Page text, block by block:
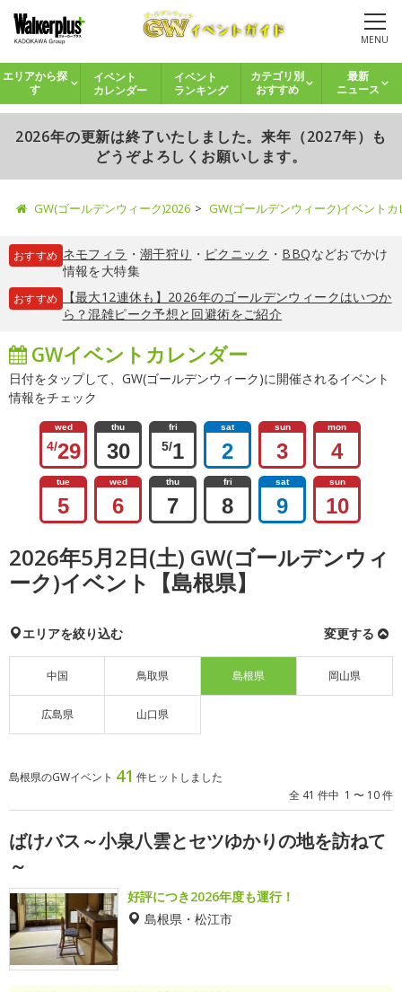
MENU
エリアから探
す
イベント
カレンダー
イベント
ランキング
カテゴリ別
おすすめ
最新
ニュース
2026年の更新は終了いたしました。来年（2027年）も
どうぞよろしくお願いします。
GW(ゴールデンウィーク)2026 GW(ゴールデンウィーク)イベント
おすすめ ネモフィラ ・ 潮干狩り ・ ピクニック ・ BBQなどおでかけ
情報を大特集
おすすめ
【最大12連休も】2026年のゴールデンウィークはいつか
ら？混雑ピーク予想と回避術をご紹介
GWイベントカレンダー
日付をタップして、GW(ゴールデンウィーク)に開催されるイベント
情報をチェック
wed
4/29
thu
30
fri
5/1
sat
2
sun
3
mon
4
tue
5
wed
6
thu
7
fri
8
sat
9
sun
10
2026年5月2日(土) GW(ゴールデンウィ
ーク)イベント【島根県】
エリアを絞り込む 変更する
中国 鳥取県 島根県 岡山県
広島県 山口県
島根県のGWイベント 41 件ヒットしました
全 41 件中 1 〜 10 件
ばけバス～小泉八雲とセツゆかりの地を訪ねて
～
好評につき2026年度も運行！
島根県・松江市